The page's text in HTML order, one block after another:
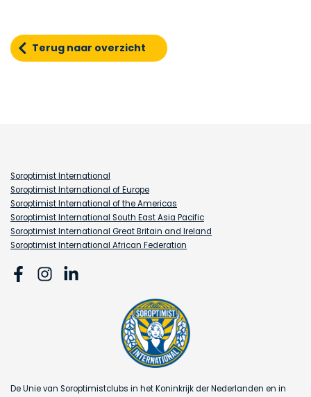
Terug naar overzicht
Soroptimist International
Soroptimist International of Europe
Soroptimist International of the Americas
Soroptimist International South East Asia Pacific
Soroptimist International Great Britain and Ireland
Soroptimist International African Federation
De Unie van Soroptimistclubs in het Koninkrijk der Nederlanden en in